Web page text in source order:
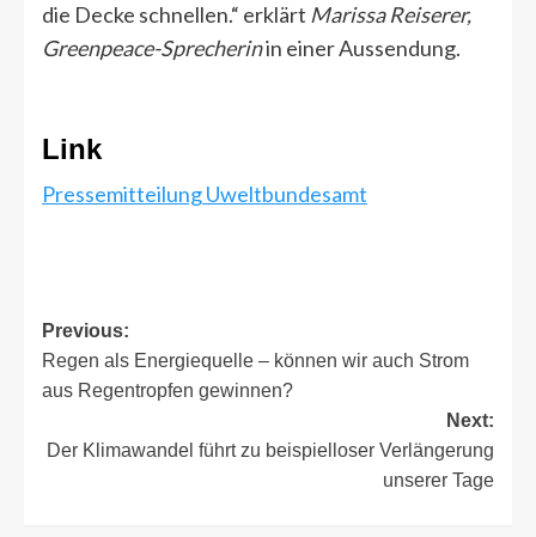
die Decke schnellen. erklärt Marissa Reiserer,
Greenpeace-Sprecherinin einer Aussendung.
Link
Pressemitteilung Uweltbundesamt
Post
navigation
Previous:
Regen als Energiequelle – können wir auch Strom
aus Regentropfen gewinnen?
Next:
Der Klimawandel führt zu beispielloser Verlängerung
unserer Tage